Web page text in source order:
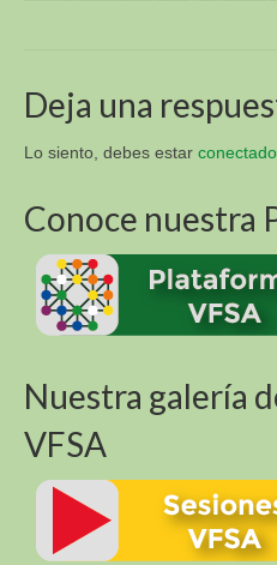
Descargas
Fotos E Imagenes
APT Sucre
APT Brasil
24 al 28 de septiembre
Biodiversidad de las
Deja una
Lo siento, debes estar conectado
Conoce nuestra
Nuestra galería
VFSA